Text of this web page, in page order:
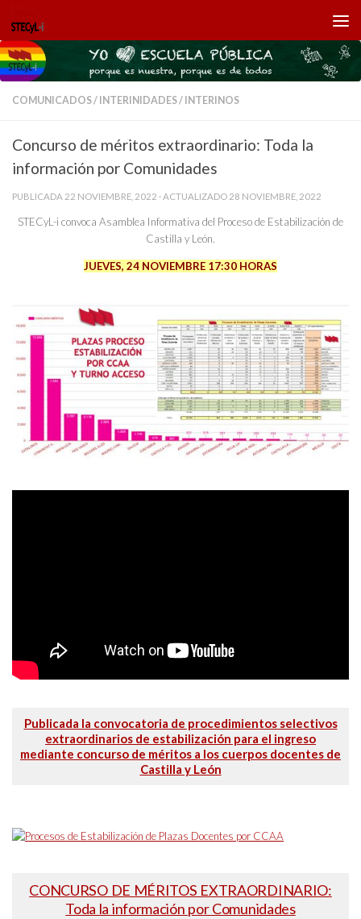
Saltar al contenido
COMUNICADOS/ INTERINIDADES/ INTERINOS
Concurso de méritos extraordinario: Toda la
información por Comunidades
PUBLICADA 22 NOVIEMBRE, 2022 · ACTUALIZADO 28 NOVIEMBRE, 2022
STECyL-i convoca Asamblea Informativa del Proceso de Estabilización de
Castilla y León.
JUEVES, 24 NOVIEMBRE 17:30 HORAS
Publicada la convocatoria de procedimientos selectivos
extraordinarios de estabilización para el ingreso
mediante concurso de méritos a los cuerpos docentes de
Castilla y León
CONCURSO DE MÉRITOS EXTRAORDINARIO:
Toda la información por Comunidades